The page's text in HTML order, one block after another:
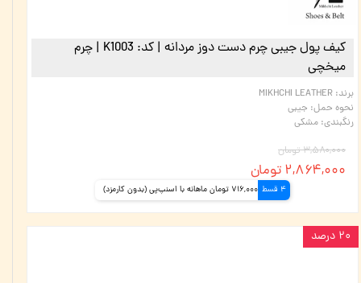
کیف پول جیبی چرم دست دوز مردانه | کد: K1003 | چرم
میخچی
برند:
MIKHCHI LEATHER
نحوه حمل: جیبی
رنگبندی: مشکی
۳,۵۸۰,۰۰۰ تومان
۲,۸۶۴,۰۰۰ تومان
4 قسط 716,000 تومان ماهانه با اسنپ‌پی (بدون کارمزد)
۲۰ درصد